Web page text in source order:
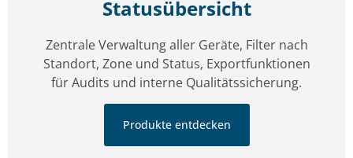
Statusübersicht
Zentrale Verwaltung aller Geräte, Filter nach
Standort, Zone und Status, Exportfunktionen
für Audits und interne Qualitätssicherung.
Produkte entdecken